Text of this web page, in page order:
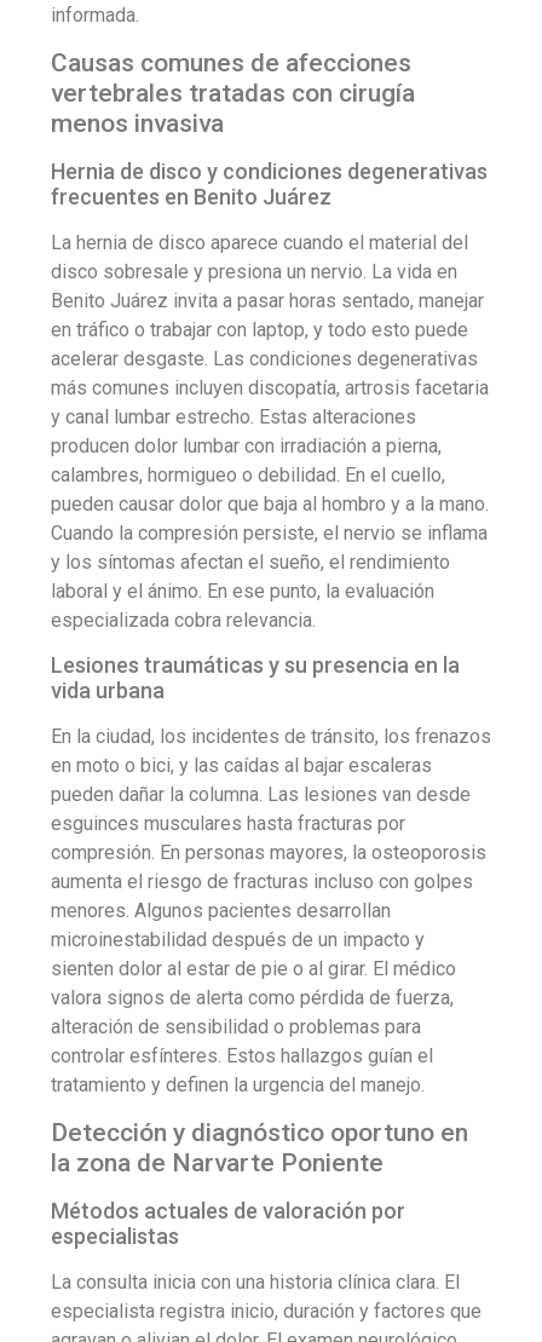
informada.
Causas comunes de afecciones
vertebrales tratadas con cirugía
menos invasiva
Hernia de disco y condiciones degenerativas
frecuentes en Benito Juárez
La hernia de disco aparece cuando el material del
disco sobresale y presiona un nervio. La vida en
Benito Juárez invita a pasar horas sentado, manejar
en tráfico o trabajar con laptop, y todo esto puede
acelerar desgaste. Las condiciones degenerativas
más comunes incluyen discopatía, artrosis facetaria
y canal lumbar estrecho. Estas alteraciones
producen dolor lumbar con irradiación a pierna,
calambres, hormigueo o debilidad. En el cuello,
pueden causar dolor que baja al hombro y a la mano.
Cuando la compresión persiste, el nervio se inflama
y los síntomas afectan el sueño, el rendimiento
laboral y el ánimo. En ese punto, la evaluación
especializada cobra relevancia.
Lesiones traumáticas y su presencia en la
vida urbana
En la ciudad, los incidentes de tránsito, los frenazos
en moto o bici, y las caídas al bajar escaleras
pueden dañar la columna. Las lesiones van desde
esguinces musculares hasta fracturas por
compresión. En personas mayores, la osteoporosis
aumenta el riesgo de fracturas incluso con golpes
menores. Algunos pacientes desarrollan
microinestabilidad después de un impacto y
sienten dolor al estar de pie o al girar. El médico
valora signos de alerta como pérdida de fuerza,
alteración de sensibilidad o problemas para
controlar esfínteres. Estos hallazgos guían el
tratamiento y definen la urgencia del manejo.
Detección y diagnóstico oportuno en
la zona de Narvarte Poniente
Métodos actuales de valoración por
especialistas
La consulta inicia con una historia clínica clara. El
especialista registra inicio, duración y factores que